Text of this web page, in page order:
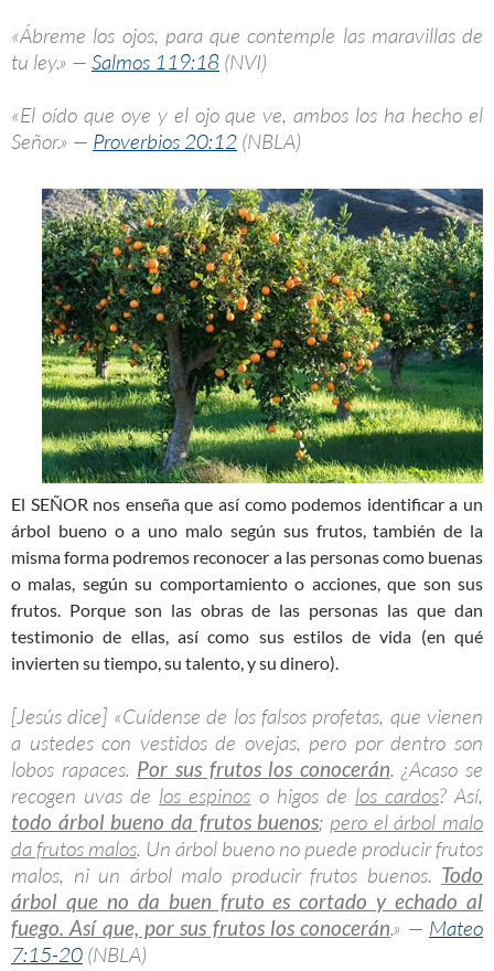
«Ábreme los ojos, para que contemple las maravillas de
tu ley.» — Salmos 119:18 (NVI)
«El oído que oye y el ojo que ve, ambos los ha hecho el
Señor.» — Proverbios 20:12 (NBLA)
El SEÑOR nos enseña que así como podemos identificar a un
árbol bueno o a uno malo según sus frutos, también de la
misma forma podremos reconocer a las personas como buenas
o malas, según su comportamiento o acciones, que son sus
frutos. Porque son las obras de las personas las que dan
testimonio de ellas, así como sus estilos de vida (en qué
invierten su tiempo, su talento, y su dinero).
[Jesús dice] «Cuídense de los falsos profetas, que vienen
a ustedes con vestidos de ovejas, pero por dentro son
lobos rapaces. Por sus frutos los conocerán. ¿Acaso se
recogen uvas de los espinos o higos de los cardos? Así,
todo árbol bueno da frutos buenos; pero el árbol malo
da frutos malos. Un árbol bueno no puede producir frutos
malos, ni un árbol malo producir frutos buenos. Todo
árbol que no da buen fruto es cortado y echado al
fuego. Así que, por sus frutos los conocerán.» — Mateo
7:15-20 (NBLA)